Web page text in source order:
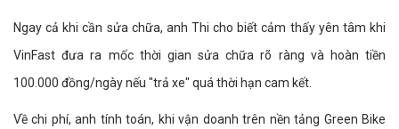
Ngay cả khi cần sửa chữa, anh Thi cho biết cảm thấy yên tâm khi
VinFast đưa ra mốc thời gian sửa chữa rõ ràng và hoàn tiền
100.000 đồng/ngày nếu "trả xe" quá thời hạn cam kết.
Về chi phí, anh tính toán, khi vận doanh trên nền tảng Green Bike